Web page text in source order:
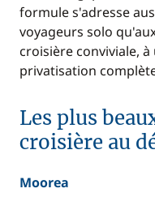
formule s'adresse
voyageurs solo
croisière conviviale,
privatisation
Les plus
croisière au
Moorea